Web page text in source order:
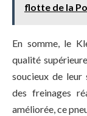
flotte de la
En somme, le
qualité
soucieux de leur
des freinages
améliorée, ce